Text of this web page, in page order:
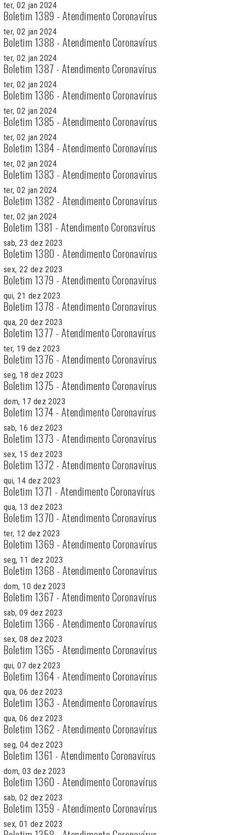
ter, 02 jan 2024
Boletim 1389 - Atendimento Coronavírus
ter, 02 jan 2024
Boletim 1388 - Atendimento Coronavírus
ter, 02 jan 2024
Boletim 1387 - Atendimento Coronavírus
ter, 02 jan 2024
Boletim 1386 - Atendimento Coronavírus
ter, 02 jan 2024
Boletim 1385 - Atendimento Coronavírus
ter, 02 jan 2024
Boletim 1384 - Atendimento Coronavírus
ter, 02 jan 2024
Boletim 1383 - Atendimento Coronavírus
ter, 02 jan 2024
Boletim 1382 - Atendimento Coronavírus
ter, 02 jan 2024
Boletim 1381 - Atendimento Coronavírus
sab, 23 dez 2023
Boletim 1380 - Atendimento Coronavírus
sex, 22 dez 2023
Boletim 1379 - Atendimento Coronavírus
qui, 21 dez 2023
Boletim 1378 - Atendimento Coronavírus
qua, 20 dez 2023
Boletim 1377 - Atendimento Coronavírus
ter, 19 dez 2023
Boletim 1376 - Atendimento Coronavírus
seg, 18 dez 2023
Boletim 1375 - Atendimento Coronavírus
dom, 17 dez 2023
Boletim 1374 - Atendimento Coronavírus
sab, 16 dez 2023
Boletim 1373 - Atendimento Coronavírus
sex, 15 dez 2023
Boletim 1372 - Atendimento Coronavírus
qui, 14 dez 2023
Boletim 1371 - Atendimento Coronavírus
qua, 13 dez 2023
Boletim 1370 - Atendimento Coronavírus
ter, 12 dez 2023
Boletim 1369 - Atendimento Coronavírus
seg, 11 dez 2023
Boletim 1368 - Atendimento Coronavírus
dom, 10 dez 2023
Boletim 1367 - Atendimento Coronavírus
sab, 09 dez 2023
Boletim 1366 - Atendimento Coronavírus
sex, 08 dez 2023
Boletim 1365 - Atendimento Coronavírus
qui, 07 dez 2023
Boletim 1364 - Atendimento Coronavírus
qua, 06 dez 2023
Boletim 1363 - Atendimento Coronavírus
qua, 06 dez 2023
Boletim 1362 - Atendimento Coronavírus
seg, 04 dez 2023
Boletim 1361 - Atendimento Coronavírus
dom, 03 dez 2023
Boletim 1360 - Atendimento Coronavírus
sab, 02 dez 2023
Boletim 1359 - Atendimento Coronavírus
sex, 01 dez 2023